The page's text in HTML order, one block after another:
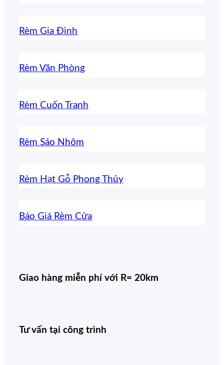
Rèm Gia Đình
Rèm Văn Phòng
Rèm Cuốn Tranh
Rèm Sáo Nhôm
Rèm Hạt Gỗ Phong Thủy
Báo Giá Rèm Cửa
Giao hàng miễn phí với R= 20km
Tư vấn tại công trình